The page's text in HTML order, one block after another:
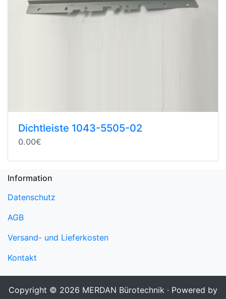
Dichtleiste 1043-5505-02
0.00€
Information
Datenschutz
AGB
Versand- und Lieferkosten
Kontakt
Copyright © 2026 MERDAN Bürotechnik · Powered by